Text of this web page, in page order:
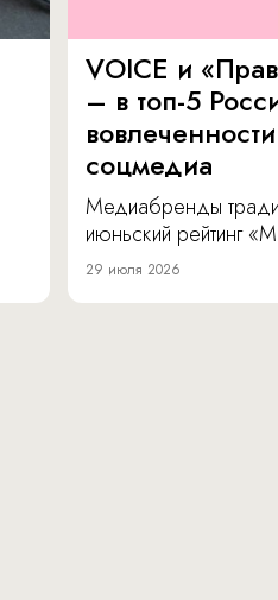
VOICE и
– в топ-5
соцмедиа
Медиабренды
июньский рейтинг
29 июля 2026